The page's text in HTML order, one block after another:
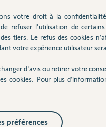
son téléphone avec un code
Vous pouvez mémoriser
et je vous tiendrai informé
votre droit à la
refuser l'utilisation de
tiers. Le refus des cookies
votre expérience utilisateur
d'avis ou retirer votre
cookies. Pour plus
préférences